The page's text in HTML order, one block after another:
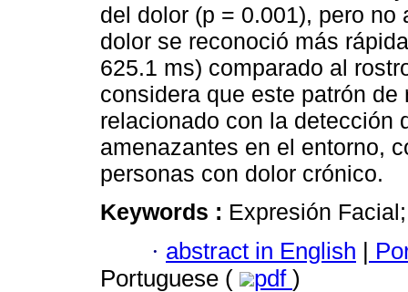
del dolor (p = 0.001), pero
dolor se reconoció más
625.1 ms) comparado al
considera que este patrón
relacionado con la detección
amenazantes en el entorno,
personas con dolor crónico.
Keywords : Expresión
· abstract in English |
Portuguese (
pdf )